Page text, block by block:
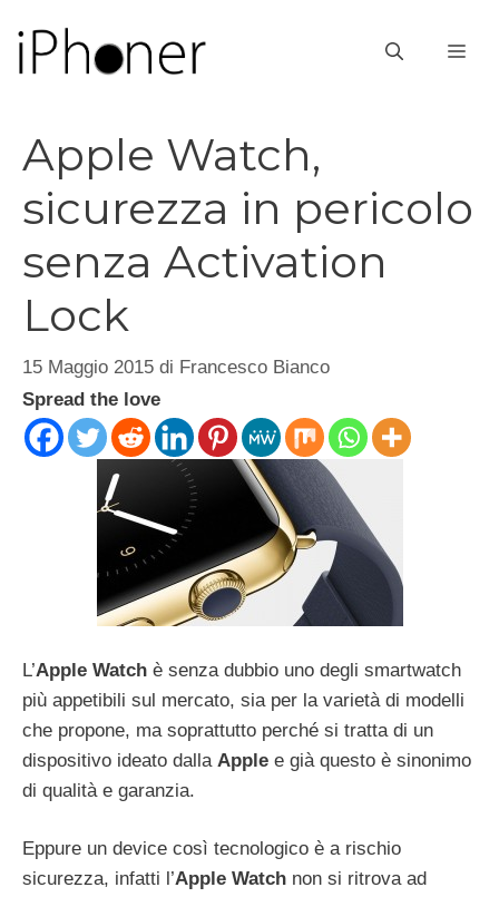
contenuto
Apple Watch,
sicurezza in pericolo
senza Activation
Lock
15 Maggio 2015 di Francesco Bianco
Spread the love
L’Apple Watch è senza dubbio uno degli smartwatch
più appetibili sul mercato, sia per la varietà di modelli
che propone, ma soprattutto perché si tratta di un
dispositivo ideato dalla Apple e già questo è sinonimo
di qualità e garanzia.
Eppure un device così tecnologico è a rischio
sicurezza, infatti l’Apple Watch non si ritrova ad